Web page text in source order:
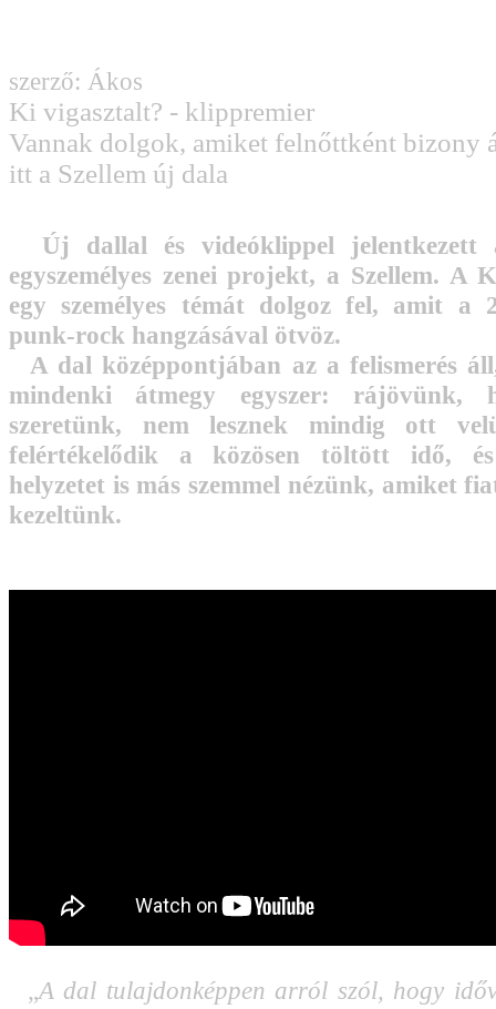
szerző: Ákos
Ki vigasztalt? - klippremier
Vannak dolgok, amiket felnőttként bizony
itt a Szellem új dala
Új dallal és videóklippel jelentkezett
egyszemélyes zenei projekt, a Szellem. A
egy személyes témát dolgoz fel, amit a
punk-rock hangzásával ötvöz.
A dal középpontjában az a felismerés
mindenki átmegy egyszer: rájövünk,
szeretünk, nem lesznek mindig ott
felértékelődik a közösen töltött idő,
helyzetet is más szemmel nézünk, amiket
kezeltünk.
„A dal tulajdonképpen arról szól, hogy